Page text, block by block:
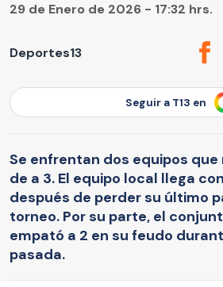
Deportes13
29 de Enero de 2026 - 17:32 hrs.
Seguir a T13 en
Se enfrentan dos equipos
de a 3. El equipo local llega
después de perder su último
torneo. Por su parte, el
empató a 2 en su feudo
pasada.